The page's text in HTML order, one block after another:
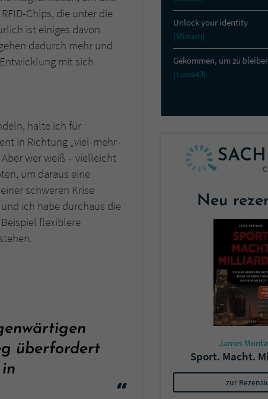
Chips, die unter die
ist einiges davon
dadurch mehr und
mit sich
halte ich für
in Richtung „viel-mehr-
wer weiß – vielleicht
um daraus eine
schweren Krise
ich habe durchaus die
flexiblere
überfordert
Unlock your identity
(Miriam)
Gekommen, um zu
(Luise43)
Neu
James
Sport. Macht.
zur
GmbH & Co. KG
GmbH & Co. KG
die Kommunikation der
Es wird benötigt um z. B.